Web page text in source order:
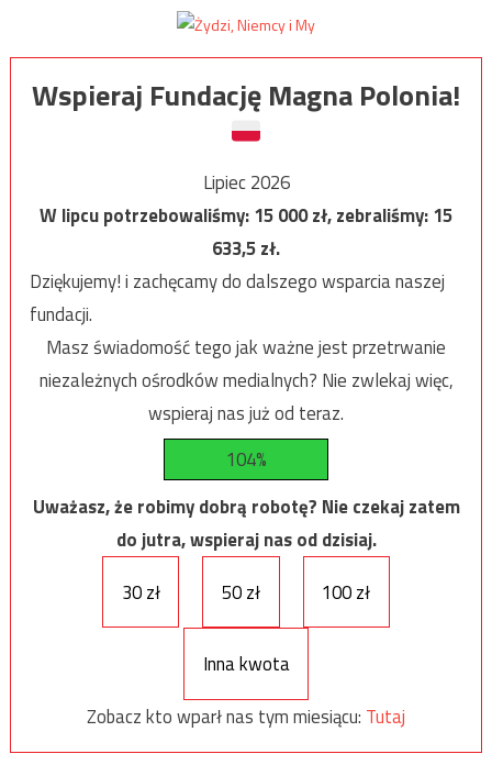
Wspieraj Fundację Magna Polonia!
Lipiec 2026
W lipcu potrzebowaliśmy:15 000zł, zebraliśmy:15
633,5zł.
Dziękujemy! i zachęcamy do dalszego wsparcia naszej
fundacji.
Masz świadomość tego jak ważne jest przetrwanie
niezależnych ośrodków medialnych? Nie zwlekaj więc,
wspieraj nas już od teraz.
104%
Uważasz, że robimy dobrą robotę? Nie czekaj zatem
do jutra, wspieraj nas od dzisiaj.
30 zł
50 zł 100 zł
Inna kwota
Zobacz kto wparł nas tym miesiącu: Tutaj